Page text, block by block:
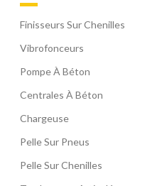
Finisseurs Sur Chenilles
Vibrofonceurs
Pompe À Béton
Centrales À Béton
Chargeuse
Pelle Sur Pneus
Pelle Sur Chenilles